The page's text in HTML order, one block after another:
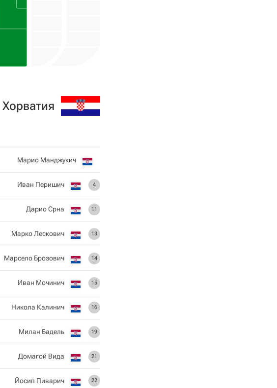
Хорватия
Марио Манджукич
4
Иван Перишич
11
Дарио Срна
13
Марко Лескович
14
Марсело Брозович
15
Иван Мочинич
16
Никола Калинич
19
Милан Бадель
21
Домагой Вида
22
Йосип Пиварич